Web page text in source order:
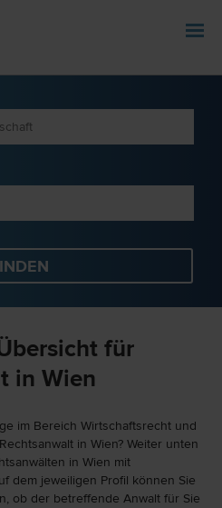
für
in Wien
im Bereich Wirtschaftsrecht und
in Wien? Weiter unten
in Wien mit
dem jeweiligen Profil können Sie
ob der betreffende Anwalt für Sie